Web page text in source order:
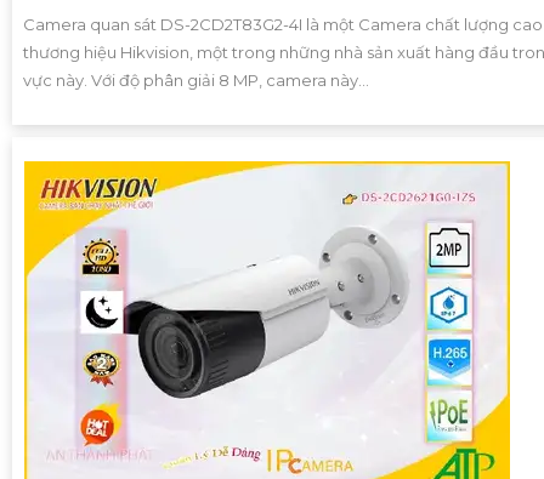
Camera quan sát DS-2CD2T83G2-4I là một Camera chất lượng
thương hiệu Hikvision, một trong những nhà sản xuất hàng đầu
vực này. Với độ phân giải 8 MP, camera này...